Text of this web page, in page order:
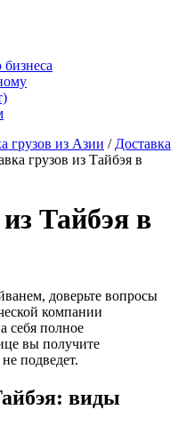
грузов из Азии / Доставка
грузов из Тайбэя в
Тайбэя в
доверьте вопросы
компании
себя полное
вы получите
подведет.
виды